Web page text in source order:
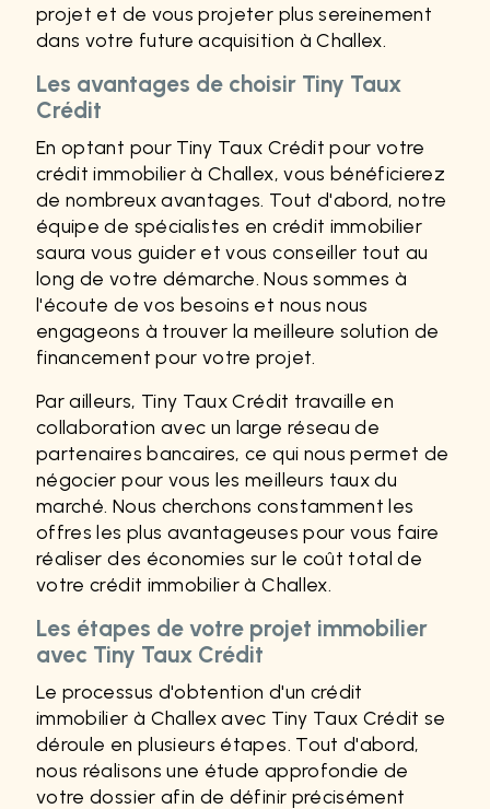
projet et de vous projeter plus sereinement
dans votre future acquisition à Challex.
Les avantages de choisir Tiny Taux
Crédit
En optant pour Tiny Taux Crédit pour votre
crédit immobilier à Challex, vous bénéficierez
de nombreux avantages. Tout d'abord, notre
équipe de spécialistes en crédit immobilier
saura vous guider et vous conseiller tout au
long de votre démarche. Nous sommes à
l'écoute de vos besoins et nous nous
engageons à trouver la meilleure solution de
financement pour votre projet.
Par ailleurs, Tiny Taux Crédit travaille en
collaboration avec un large réseau de
partenaires bancaires, ce qui nous permet de
négocier pour vous les meilleurs taux du
marché. Nous cherchons constamment les
offres les plus avantageuses pour vous faire
réaliser des économies sur le coût total de
votre crédit immobilier à Challex.
Les étapes de votre projet immobilier
avec Tiny Taux Crédit
Le processus d'obtention d'un crédit
immobilier à Challex avec Tiny Taux Crédit se
déroule en plusieurs étapes. Tout d'abord,
nous réalisons une étude approfondie de
votre dossier afin de définir précisément